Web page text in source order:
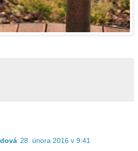
28. února 2016 v 9:41